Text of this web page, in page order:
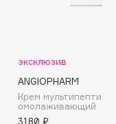
эксклюзив
ANGIOPHARM
Крем
омолаживающий
3180 ₽